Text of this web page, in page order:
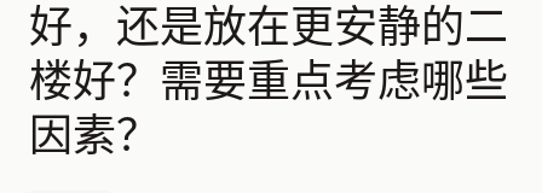
好，还是放在更安静的二
楼好？需要重点考虑哪些
因素？
房屋面积（㎡）